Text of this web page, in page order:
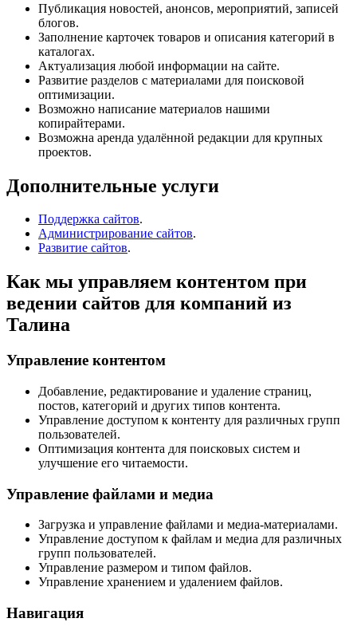
Публикация новостей, анонсов, мероприятий, записей
блогов.
Заполнение карточек товаров и описания категорий в
каталогах.
Актуализация любой информации на сайте.
Развитие разделов с материалами для поисковой
оптимизации.
Возможно написание материалов нашими
копирайтерами.
Возможна аренда удалённой редакции для крупных
проектов.
Дополнительные услуги
Поддержка сайтов.
Администрирование сайтов.
Развитие сайтов.
Как мы управляем контентом при
ведении сайтов для компаний из
Талина
Управление контентом
Добавление, редактирование и удаление страниц,
постов, категорий и других типов контента.
Управление доступом к контенту для различных групп
пользователей.
Оптимизация контента для поисковых систем и
улучшение его читаемости.
Управление файлами и медиа
Загрузка и управление файлами и медиа-материалами.
Управление доступом к файлам и медиа для различных
групп пользователей.
Управление размером и типом файлов.
Управление хранением и удалением файлов.
Навигация